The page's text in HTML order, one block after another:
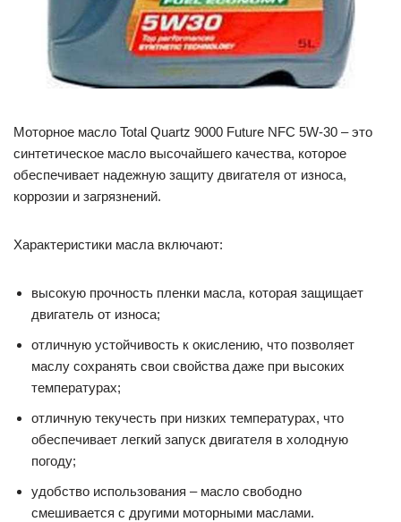
Моторное масло Total Quartz 9000 Future NFC 5W-30 – это
синтетическое масло высочайшего качества, которое
обеспечивает надежную защиту двигателя от износа,
коррозии и загрязнений.
Характеристики масла включают:
высокую прочность пленки масла, которая защищает
двигатель от износа;
отличную устойчивость к окислению, что позволяет
маслу сохранять свои свойства даже при высоких
температурах;
отличную текучесть при низких температурах, что
обеспечивает легкий запуск двигателя в холодную
погоду;
удобство использования – масло свободно
смешивается с другими моторными маслами.